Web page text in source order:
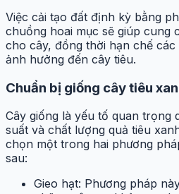
Việc cải tạo đất định kỳ bằng
chuồng hoai mục sẽ giúp cung
cho cây, đồng thời hạn chế
ảnh hưởng đến cây tiêu.
Chuẩn bị giống cây tiêu
Cây giống là yếu tố quan trọng
suất và chất lượng quả tiêu
chọn một trong hai phương
sau:
Gieo hạt: Phương pháp